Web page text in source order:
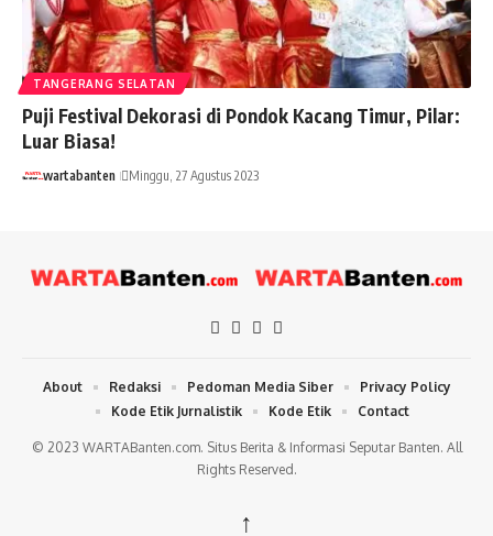
TANGERANG SELATAN
Puji Festival Dekorasi di Pondok Kacang Timur, Pilar:
Luar Biasa!
wartabanten Minggu, 27 Agustus 2023
© 2023 WARTABanten.com. Situs Berita & Informasi Seputar Banten. All
Rights Reserved.
About Redaksi Pedoman Media Siber
Privacy Policy
Kode Etik Jurnalistik
Kode Etik Contact
↑